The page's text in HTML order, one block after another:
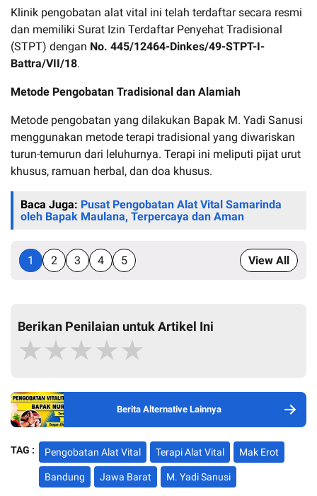
Klinik pengobatan alat vital ini telah terdaftar secara resmi
dan memiliki Surat Izin Terdaftar Penyehat Tradisional
(STPT) dengan No. 445/12464-Dinkes/49-STPT-I-
Battra/VII/18.
Metode Pengobatan Tradisional dan Alamiah
Metode pengobatan yang dilakukan Bapak M. Yadi Sanusi
menggunakan metode terapi tradisional yang diwariskan
turun-temurun dari leluhurnya. Terapi ini meliputi pijat urut
khusus, ramuan herbal, dan doa khusus.
Baca Juga: Pusat Pengobatan Alat Vital Samarinda
oleh Bapak Maulana, Terpercaya dan Aman
1 2 3 4 5 View All
Berikan Penilaian untuk Artikel Ini
★★★★★
Berita Alternative Lainnya
TAG : Pengobatan Alat Vital Terapi Alat Vital Mak Erot
Bandung Jawa Barat M. Yadi Sanusi